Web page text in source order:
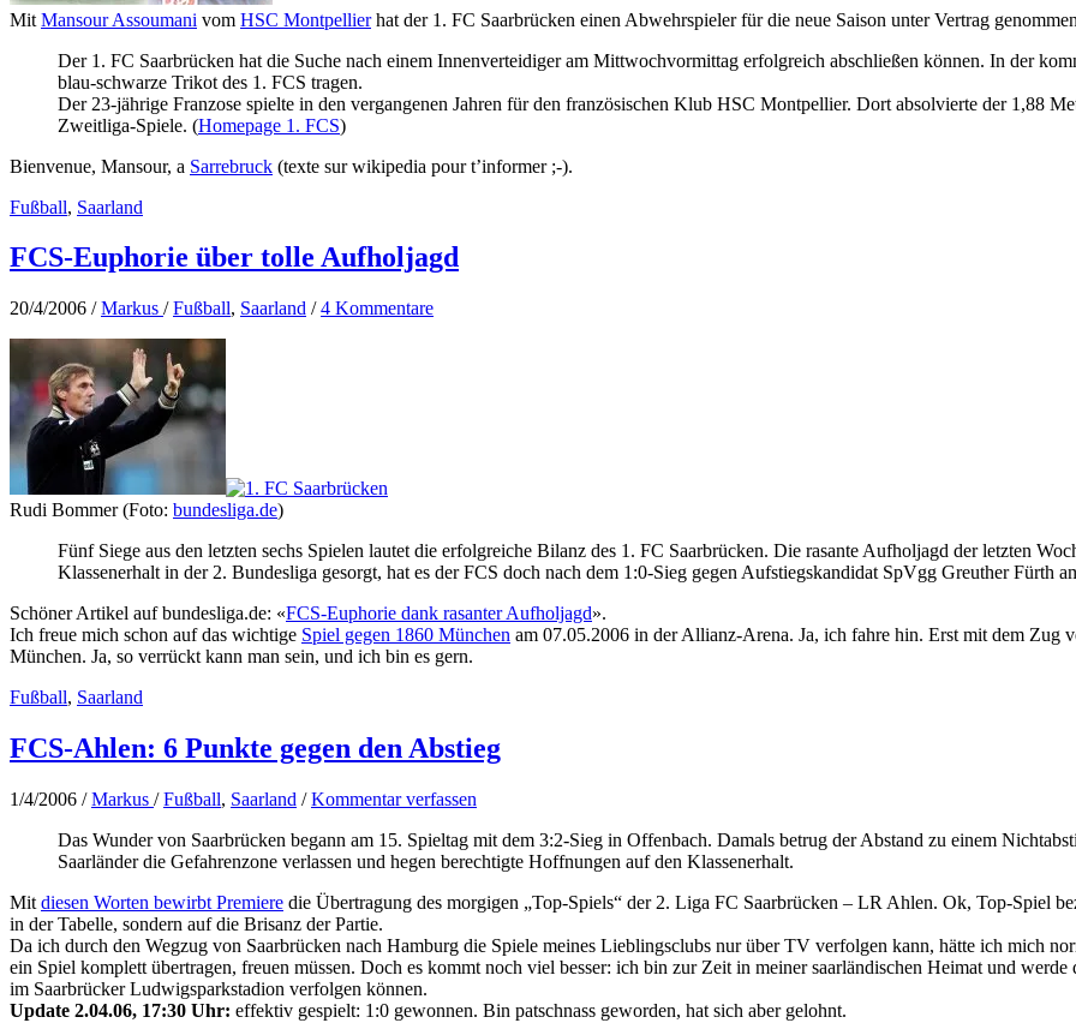
Mit Mansour Assoumani vom HSC Montpellierhat der 1. FC Saarbrücken einen Abwehrspieler für die neue Saison unter Vertrag
Der 1. FC Saarbrücken hat die Suche nach einem Innenverteidiger am Mittwochvormittag erfolgreich abschließen können. In der
blau-schwarze Trikot des 1. FCS tragen.
Der 23-jährige Franzose spielte in den vergangenen Jahren für den französischen Klub HSC Montpellier. Dort absolvierte der 1,88
Zweitliga-Spiele. (Homepage 1. FCS)
Bienvenue, Mansour, a Sarrebruck (texte sur wikipedia pour t’informer ;-).
Fußball, Saarland
FCS-Euphorie über tolle Aufholjagd
20/4/2006 /Markus /Fußball, Saarland /4 Kommentare
Rudi Bommer (Foto: bundesliga.de)
Fünf Siege aus den letzten sechs Spielen lautet die erfolgreiche Bilanz des 1. FC Saarbrücken. Die rasante Aufholjagd der letzten
Klassenerhalt in der 2. Bundesliga gesorgt, hat es der FCS doch nach dem 1:0-Sieg gegen Aufstiegskandidat SpVgg Greuther Fürth
Schöner Artikel auf bundesliga.de: «FCS-Euphorie dank rasanter Aufholjagd».
Ich freue mich schon auf das wichtige Spiel gegen 1860 München am 07.05.2006 in der Allianz-Arena. Ja, ich fahre hin. Erst mit dem Zug
München. Ja, so verrückt kann man sein, und ich bin es gern.
Fußball, Saarland
FCS-Ahlen: 6 Punkte gegen den Abstieg
1/4/2006 /Markus /Fußball, Saarland /Kommentar verfassen
Das Wunder von Saarbrücken begann am 15. Spieltag mit dem 3:2-Sieg in Offenbach. Damals betrug der Abstand zu einem
Saarländer die Gefahrenzone verlassen und hegen berechtigte Hoffnungen auf den Klassenerhalt.
Mit diesen Worten bewirbt Premiere die Übertragung des morgigen „Top-Spiels“ der 2. Liga FC Saarbrücken – LR Ahlen. Ok, Top-Spiel
in der Tabelle, sondern auf die Brisanz der Partie.
Da ich durch den Wegzug von Saarbrücken nach Hamburg die Spiele meines Lieblingsclubs nur über TV verfolgen kann, hätte ich mich
ein Spiel komplett übertragen, freuen müssen. Doch es kommt noch viel besser: ich bin zur Zeit in meiner saarländischen Heimat und
im Saarbrücker Ludwigsparkstadion verfolgen können.
Update 2.04.06, 17:30 Uhr: effektiv gespielt: 1:0 gewonnen. Bin patschnass geworden, hat sich aber gelohnt.